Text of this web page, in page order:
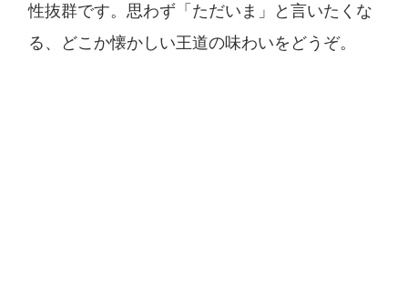
性抜群です。思わず「ただいま」と言いたくな
る、どこか懐かしい王道の味わいをどうぞ。